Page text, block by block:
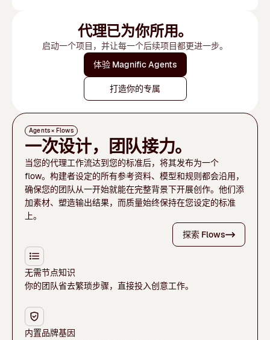
代理已为你所用。
启动一个项目，并让每一个后续项目都更进一步。
体验 Magnific Agents
打造你的专属
Agents × Flows
一次设计，团队接力。
当您的代理工作流达到您的标准后，将其发布为一个
flow。构建者设定的所有参考资料、模型和规则都会沿用，
确保您的团队从一开始就能在完整背景下开展创作。他们添
加素材、塑造输出结果，而质量始终保持在您设定的标准
上。
探索 Flows
无需节点知识
你的团队省去繁琐步骤，直接投入创意工作。
内置品牌基因